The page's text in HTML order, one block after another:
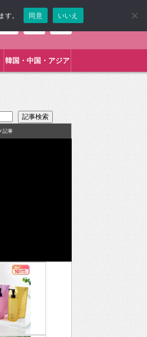
韓国・中国・アジア
記事
。 同意 いいえ